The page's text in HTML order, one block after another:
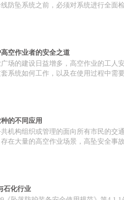
防坠系统之前，必须对系统进行全
空作业者的安全之道
场的建设日益增多，高空作业的工
系统如何工作，以及在使用过程中需
的不同应用
机构组织或管理的面向所有市民的
在大量的高空作业场景，高坠安全事
石化行业